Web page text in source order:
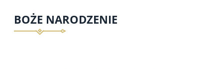
BOŻE NARODZENIE